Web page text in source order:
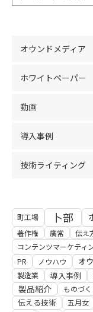
オウンドメディア
ホワイトペーパー
動画
導入事例
技術ライティング
町工場 卜部
著作権
廣常 伝え
コンテンツマーケティ
PR
ノウハウ オ
製造業 導入事例
製品紹介 ものづく
伝える技術 五月女